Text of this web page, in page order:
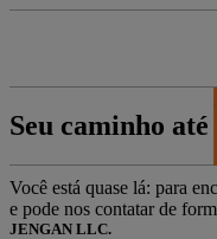
Seu caminho
Você está quase lá: para
e pode nos contatar de
JENGAN LLC.